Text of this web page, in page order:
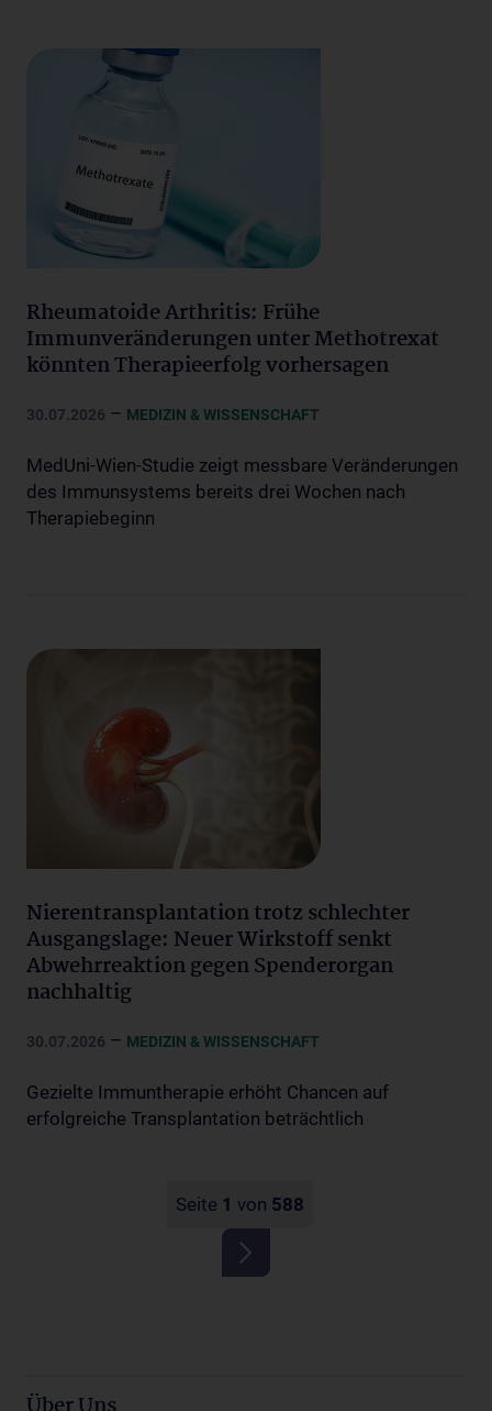
Rheumatoide Arthritis: Frühe
Immunveränderungen unter Methotrexat
könnten Therapieerfolg vorhersagen
30.07.2026 – MEDIZIN & WISSENSCHAFT
MedUni-Wien-Studie zeigt messbare Veränderungen
des Immunsystems bereits drei Wochen nach
Therapiebeginn
Nierentransplantation trotz schlechter
Ausgangslage: Neuer Wirkstoff senkt
Abwehrreaktion gegen Spenderorgan
nachhaltig
30.07.2026 – MEDIZIN & WISSENSCHAFT
Gezielte Immuntherapie erhöht Chancen auf
erfolgreiche Transplantation beträchtlich
Seite 1 von 588